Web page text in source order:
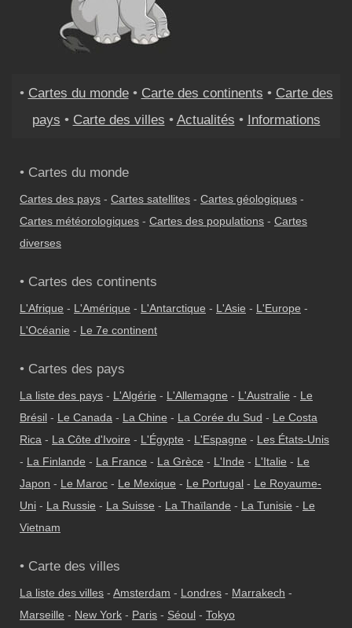
• Cartes du monde• Carte des continents • Carte des
pays • Carte des villes • Actualités • Informations
• Cartes du monde
Cartes des pays - Cartes satellites - Cartes géologiques -
Cartes météorologiques - Cartes des populations - Cartes
diverses
• Cartes des continents
L'Afrique - L'Amérique - L'Antarctique - L'Asie - L'Europe -
L'Océanie - Le 7e continent
• Cartes des pays
La liste des pays - L'Algérie - L'Allemagne - L'Australie - Le
Brésil - Le Canada - La Chine - La Corée du Sud - Le Costa
Rica - La Côte d'Ivoire - L'Égypte - L'Espagne - Les États-Unis
- La Finlande - La France - La Grèce - L'Inde - L'Italie - Le
Japon - Le Maroc - Le Mexique - Le Portugal - Le Royaume-
Uni - La Russie - La Suisse - La Thaïlande - La Tunisie - Le
Vietnam
• Carte des villes
La liste des villes - Amsterdam - Londres - Marrakech -
Marseille - New York - Paris - Séoul - Tokyo